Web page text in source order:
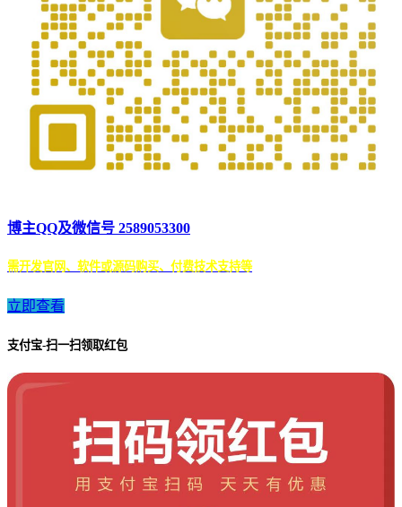
博主QQ及微信号 2589053300
需开发官网、软件或源码购买、付费技术支持等
立即查看
支付宝-扫一扫领取红包